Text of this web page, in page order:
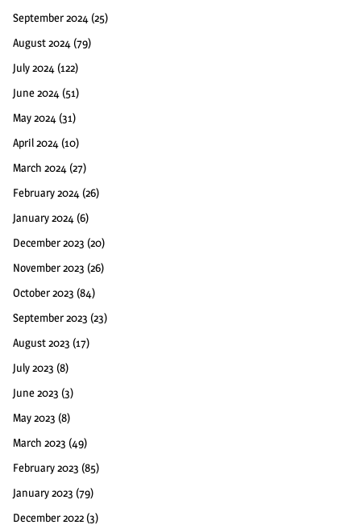
September 2024 (25)
August 2024 (79)
July 2024 (122)
June 2024 (51)
May 2024 (31)
April 2024 (10)
March 2024 (27)
February 2024 (26)
January 2024 (6)
December 2023 (20)
November 2023 (26)
October 2023 (84)
September 2023 (23)
August 2023 (17)
July 2023 (8)
June 2023 (3)
May 2023 (8)
March 2023 (49)
February 2023 (85)
January 2023 (79)
December 2022 (3)